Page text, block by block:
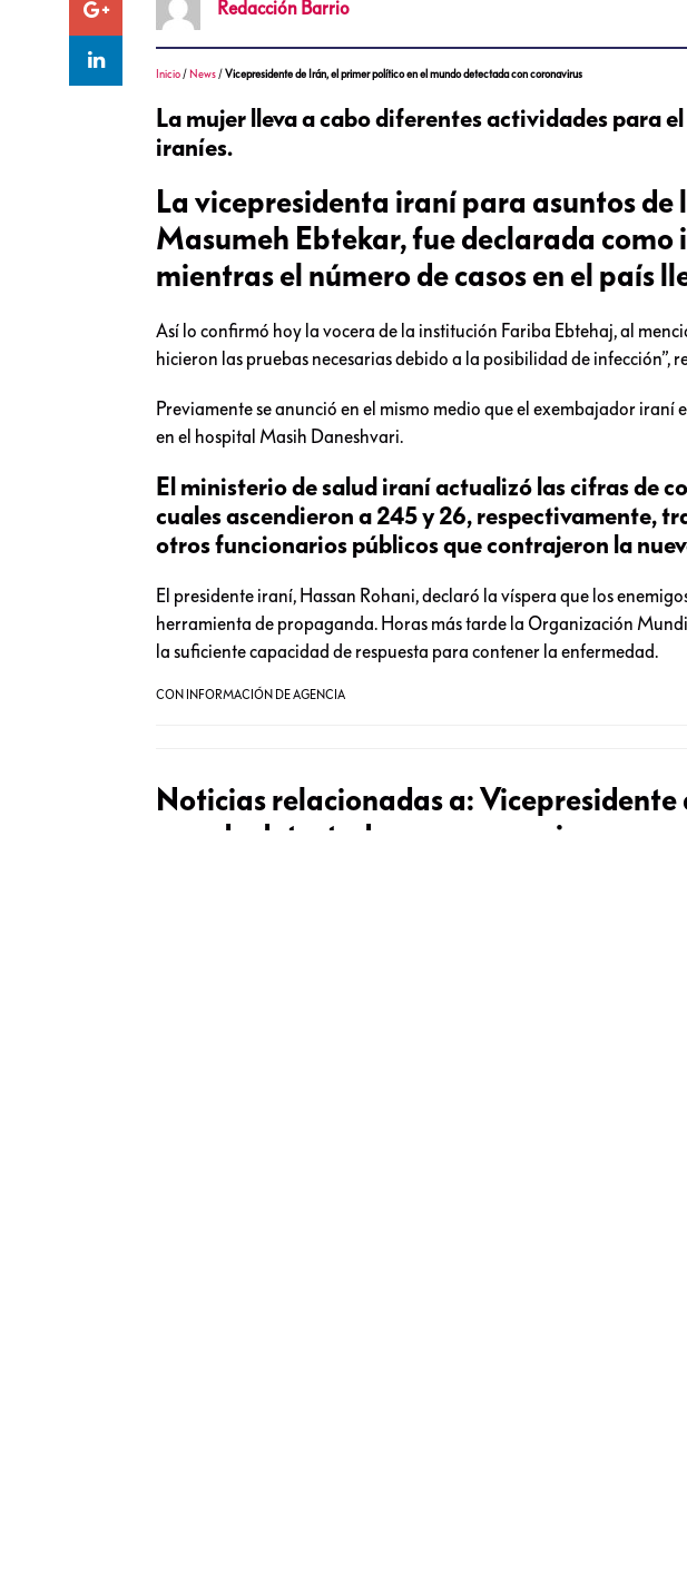
Redacción Barrio
Inicio / News /Vicepresidente de Irán, el primer político en el mundo detectada con coronavirus
La mujer lleva a cabo diferentes actividades para
iraníes.
La vicepresidenta iraní para asuntos
Masumeh Ebtekar, fue declarada como
mientras el número de casos en el país
Así lo confirmó hoy la vocera de la institución Fariba Ebtehaj, al
hicieron las pruebas necesarias debido a la posibilidad de infección”,
Previamente se anunció en el mismo medio que el exembajador iraní
en el hospital Masih Daneshvari.
El ministerio de salud iraní actualizó las cifras de
cuales ascendieron a 245 y 26, respectivamente,
otros funcionarios públicos que contrajeron la
El presidente iraní, Hassan Rohani, declaró la víspera que los
herramienta de propaganda. Horas más tarde la Organización
la suficiente capacidad de respuesta para contener la enfermedad.
CON INFORMACIÓN DE AGENCIA
Noticias relacionadas a:Vicepresidente
mundo detectada con coronavirus